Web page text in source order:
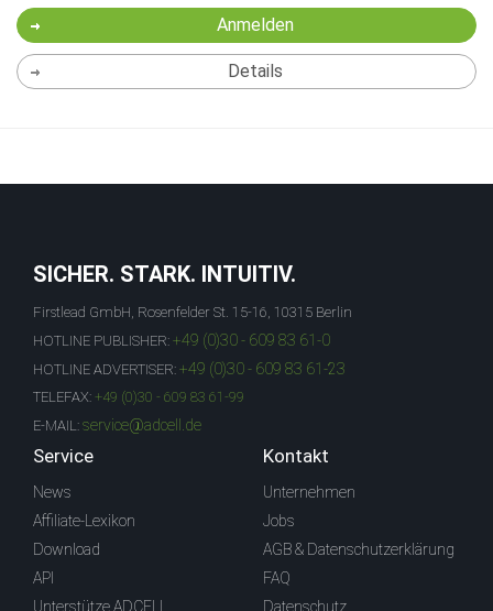
Anmelden
Details
SICHER. STARK. INTUITIV.
Firstlead GmbH, Rosenfelder St. 15-16, 10315 Berlin
HOTLINE PUBLISHER: +49 (0)30 - 609 83 61-0
HOTLINE ADVERTISER: +49 (0)30 - 609 83 61-23
TELEFAX: +49 (0)30 - 609 83 61-99
E-MAIL: service@adcell.de
Service
News
Affiliate-Lexikon
Download
API
Unterstütze ADCELL
Kontakt
Unternehmen
Jobs
AGB & Datenschutzerklärung
FAQ
Datenschutz